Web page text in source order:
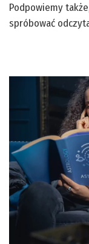
Podpowiemy
spróbować